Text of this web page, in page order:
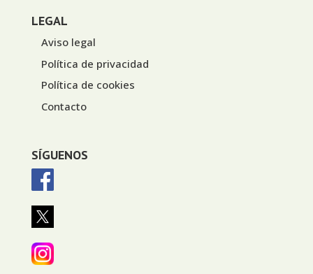
LEGAL
Aviso legal
Política de privacidad
Política de cookies
Contacto
SÍGUENOS